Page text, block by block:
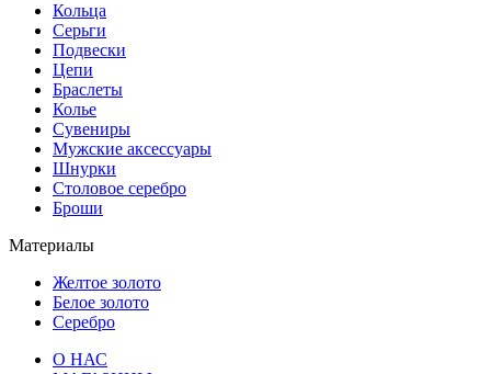
Кольца
Серьги
Подвески
Цепи
Браслеты
Колье
Сувениры
Мужские аксессуары
Шнурки
Столовое серебро
Броши
Материалы
Желтое золото
Белое золото
Серебро
О НАС